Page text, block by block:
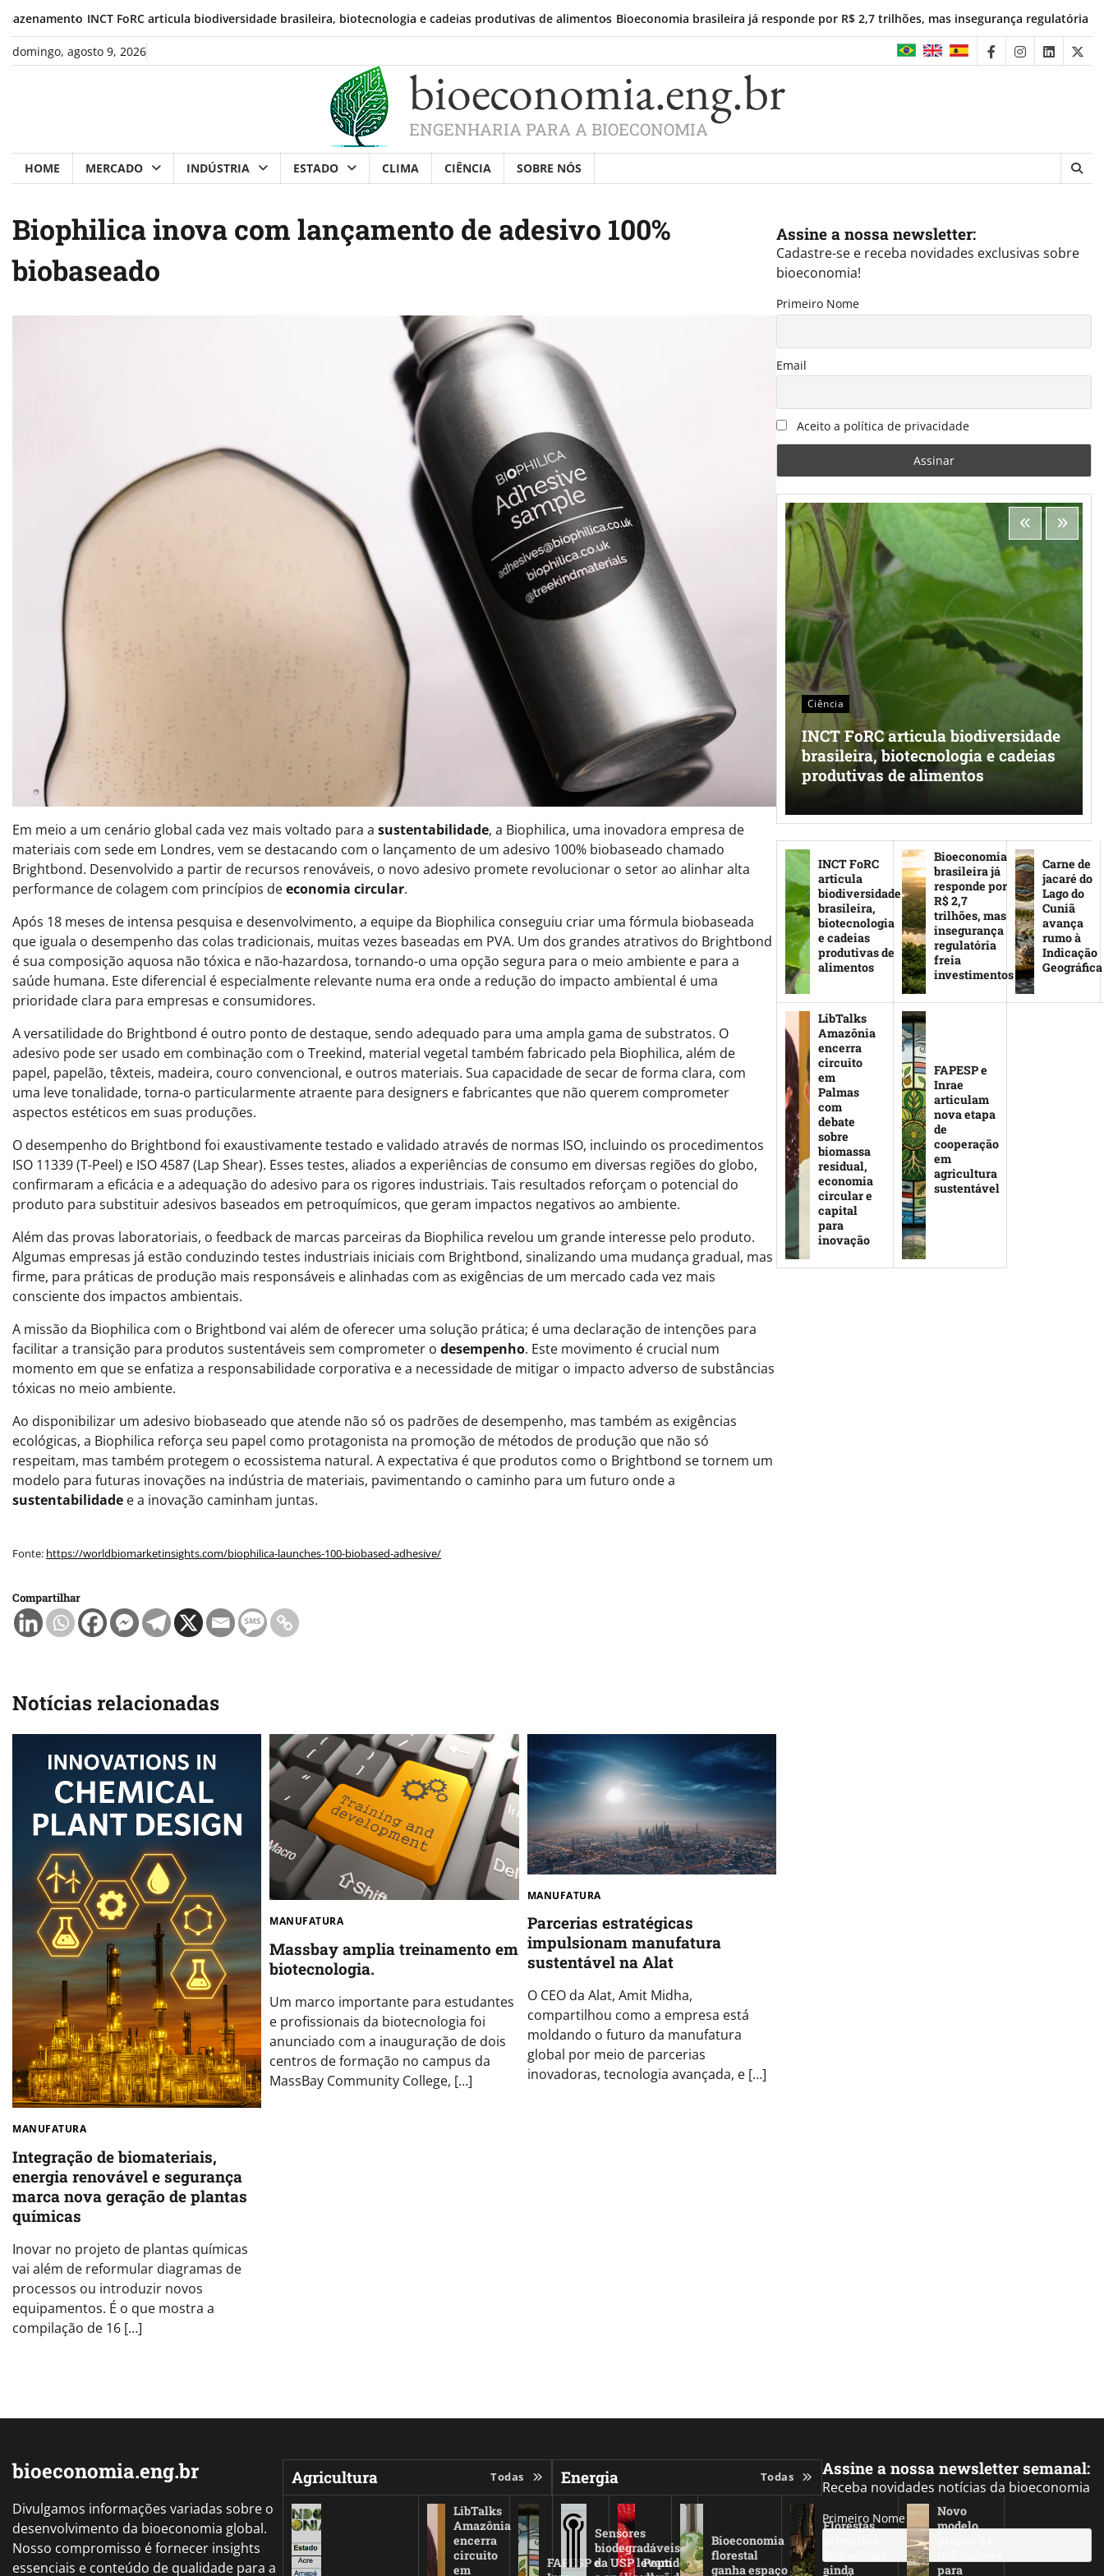
content
INCT FoRC articula biodiversidade brasileira, biotecnologia e cadeias produtivas de alimentos Bioeconomia brasileira já responde por R$ 2,7 trilhões, mas insegurança regulatória freia
domingo, agosto 9, 2026 facebookinstagram
linkedin
bioeconomia.eng.br
ENGENHARIA PARA A BIOECONOMIA
HOME MERCADO INDÚSTRIA ESTADO CLIMA CIÊNCIA SOBRE NÓS
Biophilica inova com lançamento de adesivo 100%
biobaseado
Em meio a um cenário global cada vez mais voltado para a sustentabilidade, a Biophilica, uma inovadora empresa de
materiais com sede em Londres, vem se destacando com o lançamento de um adesivo 100% biobaseado chamado
Brightbond. Desenvolvido a partir de recursos renováveis, o novo adesivo promete revolucionar o setor ao alinhar alta
performance de colagem com princípios deeconomia circular.
Após 18 meses de intensa pesquisa e desenvolvimento, a equipe da Biophilica conseguiu criar uma fórmula biobaseada
que iguala o desempenho das colas tradicionais, muitas vezes baseadas em PVA. Um dos grandes atrativos do Brightbond
é sua composição aquosa não tóxica e não-hazardosa, tornando-o uma opção segura para o meio ambiente e para a
saúde humana. Este diferencial é especialmente relevante numa era onde a redução do impacto ambiental é uma
prioridade clara para empresas e consumidores.
A versatilidade do Brightbond é outro ponto de destaque, sendo adequado para uma ampla gama de substratos. O
adesivo pode ser usado em combinação com o Treekind, material vegetal também fabricado pela Biophilica, além de
papel, papelão, têxteis, madeira, couro convencional, e outros materiais. Sua capacidade de secar de forma clara, com
uma leve tonalidade, torna-o particularmente atraente para designers e fabricantes que não querem comprometer
aspectos estéticos em suas produções.
O desempenho do Brightbond foi exaustivamente testado e validado através de normas ISO, incluindo os procedimentos
ISO 11339 (T-Peel) e ISO 4587 (Lap Shear). Esses testes, aliados a experiências de consumo em diversas regiões do globo,
confirmaram a eficácia e a adequação do adesivo para os rigores industriais. Tais resultados reforçam o potencial do
produto para substituir adesivos baseados em petroquímicos, que geram impactos negativos ao ambiente.
Além das provas laboratoriais, o feedback de marcas parceiras da Biophilica revelou um grande interesse pelo produto.
Algumas empresas já estão conduzindo testes industriais iniciais com Brightbond, sinalizando uma mudança gradual, mas
firme, para práticas de produção mais responsáveis e alinhadas com as exigências de um mercado cada vez mais
consciente dos impactos ambientais.
A missão da Biophilica com o Brightbond vai além de oferecer uma solução prática; é uma declaração de intenções para
facilitar a transição para produtos sustentáveis sem comprometer o desempenho. Este movimento é crucial num
momento em que se enfatiza a responsabilidade corporativa e a necessidade de mitigar o impacto adverso de substâncias
tóxicas no meio ambiente.
Ao disponibilizar um adesivo biobaseado que atende não só os padrões de desempenho, mas também as exigências
ecológicas, a Biophilica reforça seu papel como protagonista na promoção de métodos de produção que não só
respeitam, mas também protegem o ecossistema natural. A expectativa é que produtos como o Brightbond se tornem um
modelo para futuras inovações na indústria de materiais, pavimentando o caminho para um futuro onde a
sustentabilidade e a inovação caminham juntas.
Fonte: https://worldbiomarketinsights.com/biophilica-launches-100-biobased-adhesive/
Compartilhar
Notícias relacionadas
MANUFATURA
Integração de biomateriais,
energia renovável e segurança
marca nova geração de plantas
químicas
Inovar no projeto de plantas químicas
vai além de reformular diagramas de
processos ou introduzir novos
equipamentos. É o que mostra a
compilação de 16 […]
MANUFATURA
Massbay amplia treinamento em
biotecnologia.
Um marco importante para estudantes
e profissionais da biotecnologia foi
anunciado com a inauguração de dois
centros de formação no campus da
MassBay Community College, […]
MANUFATURA
Parcerias estratégicas
impulsionam manufatura
sustentável na Alat
O CEO da Alat, Amit Midha,
compartilhou como a empresa está
moldando o futuro da manufatura
global por meio de parcerias
inovadoras, tecnologia avançada, e […]
Assine a nossa newsletter:
Cadastre-se e receba novidades exclusivas sobre
bioeconomia!
Primeiro Nome
Email
Aceito a política de privacidade
Eventos E Conferências
LibTalks Amazônia encerra
circuito em Palmas com debate
sobre biomassa residual, economia
circular e capital para inovação
Ciência
INCT FoRC articula biodiversidade
brasileira, biotecnologia e cadeias
produtivas de alimentos
INCT FoRC
articula
biodiversidade
brasileira,
biotecnologia
e cadeias
produtivas de
alimentos
Bioeconomia
brasileira já
responde por
R$ 2,7
trilhões, mas
insegurança
regulatória
freia
investimentos
Carne de
jacaré do
Lago do
Cuniã
avança
rumo à
Indicação
Geográfica
LibTalks
Amazônia
encerra
circuito
em
Palmas
com
debate
sobre
biomassa
residual,
economia
circular e
capital
para
inovação
FAPESP e
Inrae
articulam
nova etapa
de
cooperação
em
agricultura
sustentável
bioeconomia.eng.br
Divulgamos informações variadas sobre o
desenvolvimento da bioeconomia global.
Nosso compromisso é fornecer insights
essenciais e conteúdo de qualidade para a
Agricultura Todas
LibTalks
Amazônia
encerra
circuito
em
FAPESP e
Peptídeo
Energia Todas
Sensores
biodegradáveis
da USP levam
Bioeconomia
florestal
ganha espaço
Florestas
ainda
Novo
modelo
para
Assine a nossa newsletter semanal:
Receba novidades notícias da bioeconomia
Primeiro Nome